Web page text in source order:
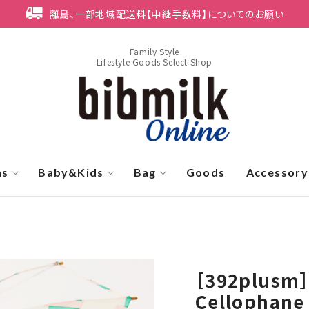
離島、一部地域配送料【中継手数料】についてのお願い
Family Style
Lifestyle Goods Select Shop
Baby&Kids Bag Goods Accessory
［392plusm
Cellophane